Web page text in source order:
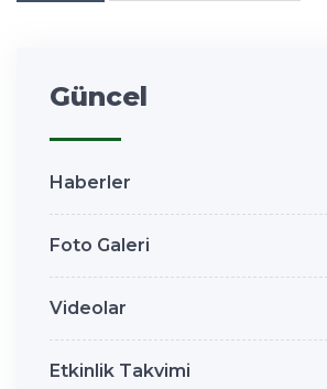
Güncel
Haberler
Foto Galeri
Videolar
Etkinlik Takvimi